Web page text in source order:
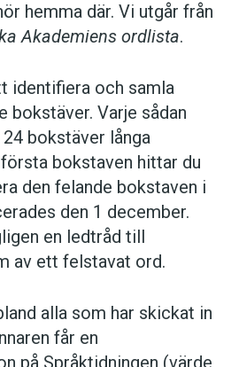
hemma där. Vi utgår från
Akademiens ordlista.
identifiera och samla
bokstäver. Varje sådan
bokstäver långa
bokstaven hittar du
den felande bokstaven i
den 1 december.
en ledtråd till
av ett felstavat ord.
alla som har skickat in
får en